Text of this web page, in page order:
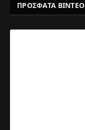
ΠΡΟΣΦΑΤΑ ΒΙΝΤΕΟ